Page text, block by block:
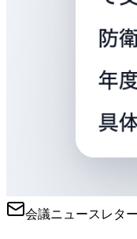
会議ニュースレター